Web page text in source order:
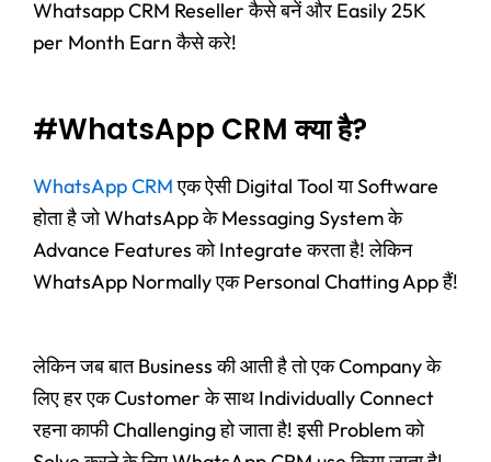
Whatsapp CRM Reseller कैसे बनें और Easily 25K
per Month Earn कैसे करे!
#WhatsApp CRM क्या है?
WhatsApp CRMएक ऐसी Digital Tool या Software
होता है जो WhatsApp के Messaging System के
Advance Features को Integrate करता है! लेकिन
WhatsApp Normally एक Personal Chatting App हैं!
लेकिन जब बात Business की आती है तो एक Company के
लिए हर एक Customer के साथ Individually Connect
रहना काफी Challenging हो जाता है! इसी Problem को